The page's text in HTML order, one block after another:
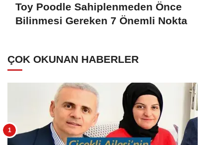
Toy Poodle Sahiplenmeden Önce
Bilinmesi Gereken 7 Önemli Nokta
ÇOK OKUNAN HABERLER